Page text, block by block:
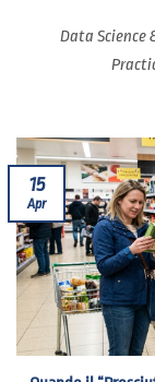
Data Science
15
Apr